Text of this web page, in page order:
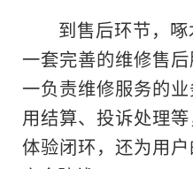
到售后环节，
一套完善的维修售
一负责维修服务的
用结算、投诉处理
体验闭环，还为用